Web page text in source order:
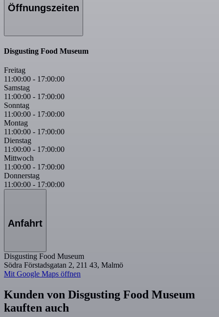
Öffnungszeiten
Disgusting Food Museum
Freitag
11:00:00 - 17:00:00
Samstag
11:00:00 - 17:00:00
Sonntag
11:00:00 - 17:00:00
Montag
11:00:00 - 17:00:00
Dienstag
11:00:00 - 17:00:00
Mittwoch
11:00:00 - 17:00:00
Donnerstag
11:00:00 - 17:00:00
Anfahrt
Disgusting Food Museum
Södra Förstadsgatan 2, 211 43, Malmö
Mit Google Maps öffnen
Kunden von Disgusting Food Museum
kauften auch